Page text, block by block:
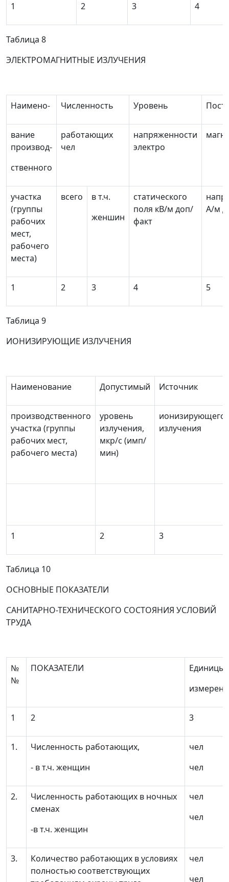
1 2 3 4
Таблица 8
ЭЛЕКТРОМАГНИТНЫЕ ИЗЛУЧЕНИЯ
Наимено- Численность Уровень
вание
производ-
ственного
работающих
чел
напряженности
электро
участка
(группы
рабочих
мест,
рабочего
места)
всего
в т.ч.
женшин
статического
поля кВ/м доп/
факт
А/м
1 2 3 4 5
Таблица 9
ИОНИЗИРУЮЩИЕ ИЗЛУЧЕНИЯ
Наименование Допустимый Источник
производственного
участка (группы
рабочих мест,
рабочего места)
уровень
излучения,
мкр/с (имп/
мин)
ионизирующего
излучения
1 2 3
Таблица 10
ОСНОВНЫЕ ПОКАЗАТЕЛИ
САНИТАРНО-ТЕХНИЧЕСКОГО СОСТОЯНИЯ УСЛОВИЙ
ТРУДА
№
№
ПОКАЗАТЕЛИ
Единицы
1 2 3
1.
Численность работающих,
- в т.ч. женщин
чел
чел
2.
Численность работающих в ночных
сменах
-в т.ч. женщин
чел
чел
3.
Количество работающих в условиях
полностью соответствующих
чел
чел